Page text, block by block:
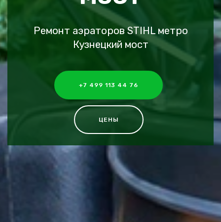
Ремонт аэраторов STIHL метро
Кузнецкий мост
+7 499 113 44 76
ЦЕНЫ